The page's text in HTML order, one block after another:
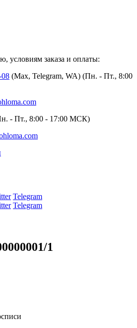
условиям заказа и оплаты:
08 (Max, Telegram, WA) (Пн. - Пт., 8:00
- Пт., 8:00 - 17:00 МСК)
Telegram
Telegram
1